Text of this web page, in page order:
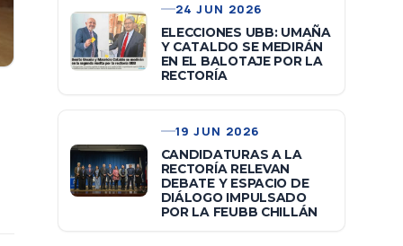
24 JUN 2026
ELECCIONES UBB: UMAÑA
Y CATALDO SE MEDIRÁN
EN EL BALOTAJE POR LA
RECTORÍA
19 JUN 2026
CANDIDATURAS A LA
RECTORÍA RELEVAN
DEBATE Y ESPACIO DE
DIÁLOGO IMPULSADO
POR LA FEUBB CHILLÁN